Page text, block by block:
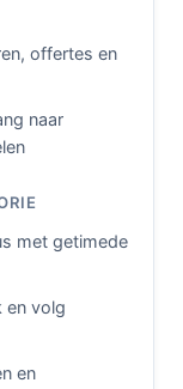
offertes en
naar
met getimede
volg
en